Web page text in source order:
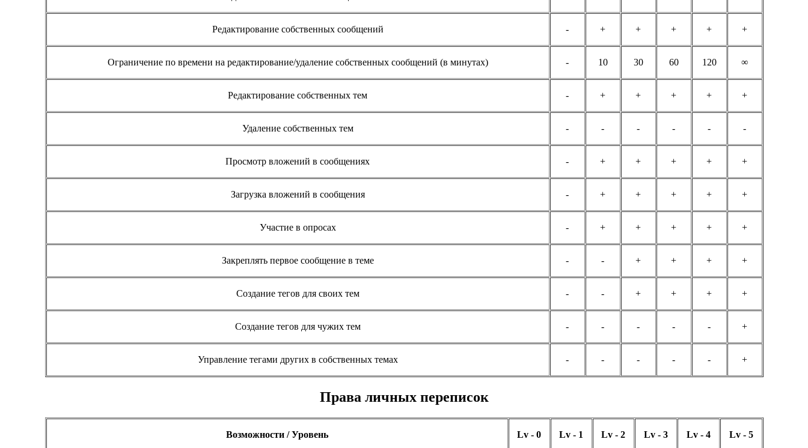
Редактирование собственных сообщений - + + + + +
Ограничение по времени на редактирование/удаление собственных сообщений (в минутах) - 10 30 60 120 ∞
Редактирование собственных тем - + + + + +
Удаление собственных тем - - - - - -
Просмотр вложений в сообщениях - + + + + +
Загрузка вложений в сообщения - + + + + +
Участие в опросах - + + + + +
Закреплять первое сообщение в теме - - + + + +
Создание тегов для своих тем - - + + + +
Создание тегов для чужих тем - - - - - +
Управление тегами других в собственных темах - - - - - +
Права личных переписок
Возможности / Уровень Lv - 0 Lv - 1 Lv - 2 Lv - 3 Lv - 4 Lv - 5